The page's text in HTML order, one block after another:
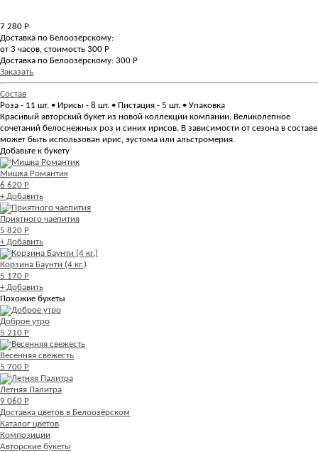
7 280 Р
Доставка по Белоозёрскому:
от 3 часов, стоимость 300 Р
Доставка по Белоозёрскому: 300 Р
Заказать
Состав
Роза - 11 шт. • Ирисы - 8 шт. • Пистация - 5 шт. • Упаковка
Красивый авторский букет из новой коллекции компании. Великолепное
сочетаний белоснежных роз и синих ирисов. В зависимости от сезона в составе
может быть использован ирис, эустома или альстромерия.
Добавьте к букету
Мишка Романтик
6 620 Р
+ Добавить
Приятного чаепития
5 820 Р
+ Добавить
Корзина Баунти (4 кг.)
5 170 Р
+ Добавить
Похожие букеты
Доброе утро
5 210 Р
Весенняя свежесть
5 700 Р
Летняя Палитра
9 060 Р
Доставка цветов в Белоозёрском
Каталог цветов
Композиции
Авторские букеты